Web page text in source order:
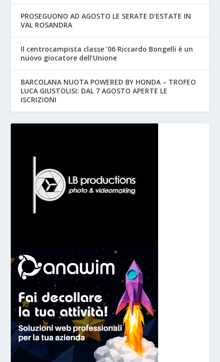
PROSEGUONO AD AGOSTO LE SERATE D’ESTATE IN
VAL ROSANDRA
Il centrocampista classe ’06 Riccardo Bongelli è un
nuovo giocatore dell’Unione
BARCOLANA NUOTA POWERED BY HONDA – TROFEO
LUCA GIUSTOLISI: DAL 7 AGOSTO APERTE LE
ISCRIZIONI